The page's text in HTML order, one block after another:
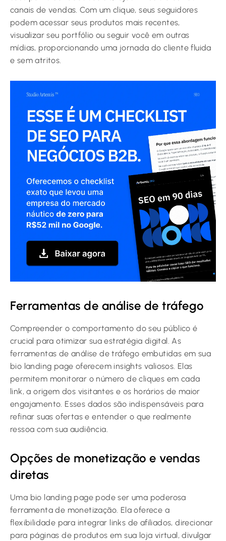
canais de vendas. Com um clique, seus seguidores
podem acessar seus produtos mais recentes,
visualizar seu portfólio ou seguir você em outras
mídias, proporcionando uma jornada do cliente fluida
e sem atritos.
Ferramentas de análise de tráfego
Compreender o comportamento do seu público é
crucial para otimizar sua estratégia digital. As
ferramentas de análise de tráfego embutidas em sua
bio landing page oferecem insights valiosos. Elas
permitem monitorar o número de cliques em cada
link, a origem dos visitantes e os horários de maior
engajamento. Esses dados são indispensáveis para
refinar suas ofertas e entender o que realmente
ressoa com sua audiência.
Opções de monetização e vendas
diretas
Uma bio landing page pode ser uma poderosa
ferramenta de monetização. Ela oferece a
flexibilidade para integrar links de afiliados, direcionar
para páginas de produtos em sua loja virtual, divulgar